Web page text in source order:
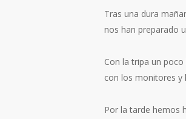
Tras una dura
nos han preparado
Con la tripa un
con los monitores y
Por la tarde hemos